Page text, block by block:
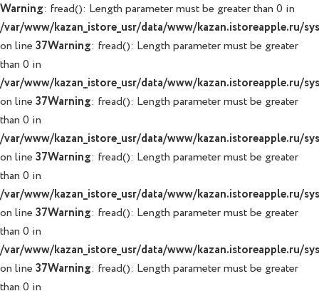
Warning: fread(): Length parameter must be greater than 0 in
/var/www/kazan_istore_usr/data/www/kazan.istoreapple.ru/
on line 37Warning: fread(): Length parameter must be greater
than 0 in
/var/www/kazan_istore_usr/data/www/kazan.istoreapple.ru/
on line 37Warning: fread(): Length parameter must be greater
than 0 in
/var/www/kazan_istore_usr/data/www/kazan.istoreapple.ru/
on line 37Warning: fread(): Length parameter must be greater
than 0 in
/var/www/kazan_istore_usr/data/www/kazan.istoreapple.ru/
on line 37Warning: fread(): Length parameter must be greater
than 0 in
/var/www/kazan_istore_usr/data/www/kazan.istoreapple.ru/
on line 37Warning: fread(): Length parameter must be greater
than 0 in